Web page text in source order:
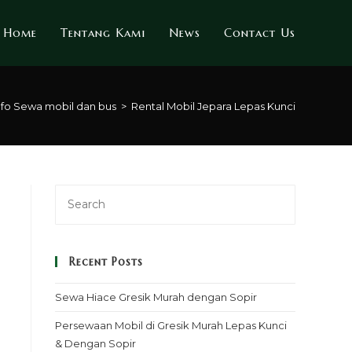
Home Tentang Kami News Contact Us
Sewa mobil dan bus > Rental Mobil Jepara Lepas Kunci
Recent Posts
Sewa Hiace Gresik Murah dengan Sopir
Persewaan Mobil di Gresik Murah Lepas Kunci
& Dengan Sopir